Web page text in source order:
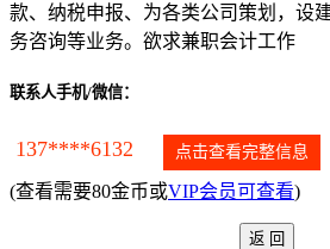
款、纳税申报、为各类公司策划，设
务咨询等业务。欲求兼职会计工作
联系人手机/微信：
137****6132 点击查看完整信息
(查看需要80金币或VIP会员可查看)